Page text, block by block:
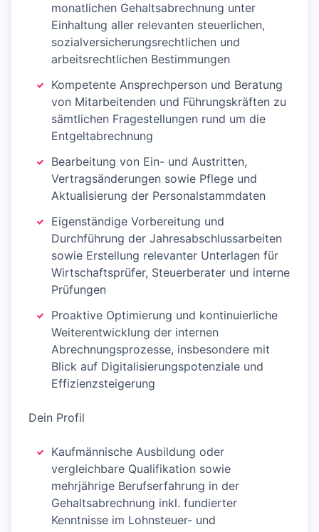
monatlichen Gehaltsabrechnung unter
Einhaltung aller relevanten steuerlichen,
sozialversicherungsrechtlichen und
arbeitsrechtlichen Bestimmungen
Kompetente Ansprechperson und Beratung
von Mitarbeitenden und Führungskräften zu
sämtlichen Fragestellungen rund um die
Entgeltabrechnung
Bearbeitung von Ein- und Austritten,
Vertragsänderungen sowie Pflege und
Aktualisierung der Personalstammdaten
Eigenständige Vorbereitung und
Durchführung der Jahresabschlussarbeiten
sowie Erstellung relevanter Unterlagen für
Wirtschaftsprüfer, Steuerberater und interne
Prüfungen
Proaktive Optimierung und kontinuierliche
Weiterentwicklung der internen
Abrechnungsprozesse, insbesondere mit
Blick auf Digitalisierungspotenziale und
Effizienzsteigerung
Dein Profil
Kaufmännische Ausbildung oder
vergleichbare Qualifikation sowie
mehrjährige Berufserfahrung in der
Gehaltsabrechnung inkl. fundierter
Kenntnisse im Lohnsteuer- und